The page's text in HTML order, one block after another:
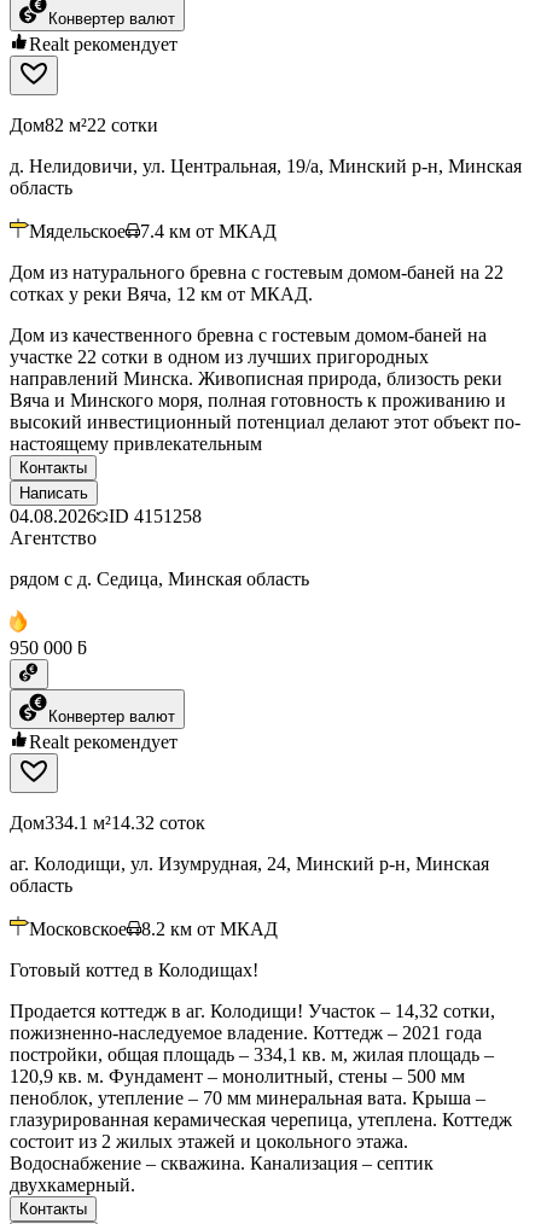
Конвертер валют
Realt рекомендует
Дом82 м²22 сотки
д. Нелидовичи, ул. Центральная, 19/а, Минский р-н, Минская
область
Мядельское 7.4 км от МКАД
Дом из натурального бревна с гостевым домом-баней на 22
сотках у реки Вяча, 12 км от МКАД.
Дом из качественного бревна с гостевым домом-баней на
участке 22 сотки в одном из лучших пригородных
направлений Минска. Живописная природа, близость реки
Вяча и Минского моря, полная готовность к проживанию и
высокий инвестиционный потенциал делают этот объект по-
настоящему привлекательным
Контакты
Написать
04.08.2026 ID 4151258
Агентство
рядом с д. Седица, Минская область
950 000 ƃ
Конвертер валют
Realt рекомендует
Дом334.1 м²14.32 соток
аг. Колодищи, ул. Изумрудная, 24, Минский р-н, Минская
область
Московское 8.2 км от МКАД
Готовый коттед в Колодищах!
Продается коттедж в аг. Колодищи! Участок – 14,32 сотки,
пожизненно-наследуемое владение. Коттедж – 2021 года
постройки, общая площадь – 334,1 кв. м, жилая площадь –
120,9 кв. м. Фундамент – монолитный, стены – 500 мм
пеноблок, утепление – 70 мм минеральная вата. Крыша –
глазурированная керамическая черепица, утеплена. Коттедж
состоит из 2 жилых этажей и цокольного этажа.
Водоснабжение – скважина. Канализация – септик
двухкамерный.
Контакты